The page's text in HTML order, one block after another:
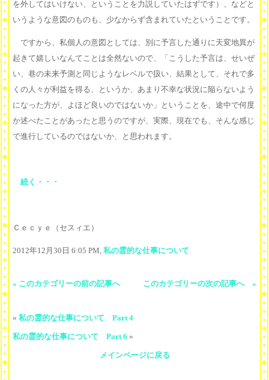
を外してはいけない、ということを力説していたはずです）、などと
いうような意図のものも、少なからず含まれていたということです。
ですから、私個人の意図としては、別に予言した通りに天変地異が
起きて嬉しいなんてことは全然ないので、「こうした予言は、せいぜ
い、巷の未来予測と同じようなレベルで扱い、結果として、それで多
くの人々が利益を得る、というか、あまり不幸な状況に陥らないよう
になった方が、よほど良いのではないか」ということを、途中で何度
か述べたことがあったと思うのですが、実際、現在でも、そんな感じ
で進行しているのではないか、と思われます。
続く・・・
Ｃｅｃｙｅ（セスィエ）
2012年12月30日 6:05 PM, 私の霊的な仕事について
« このカテゴリーの前の記事へ このカテゴリーの次の記事へ »
« 私の霊的な仕事について Part 4
私の霊的な仕事について Part 6 »
メインページに戻る